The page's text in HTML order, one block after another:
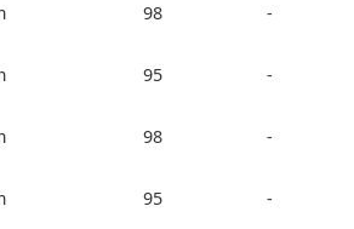
98 -
95 -
98 -
95 -